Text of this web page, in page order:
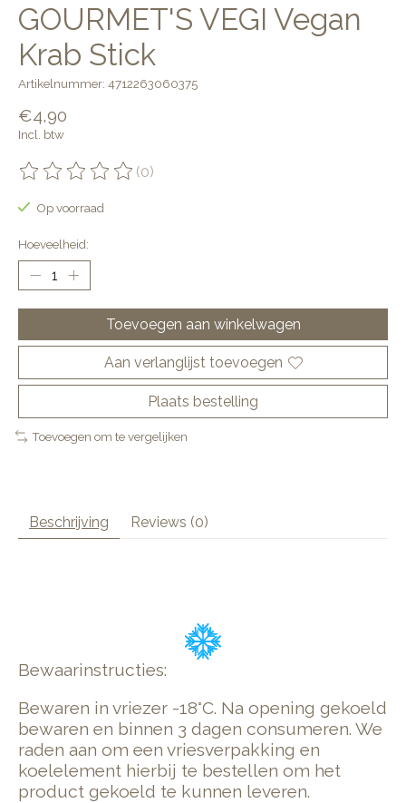
GOURMET'S VEGI Vegan
Krab Stick
Artikelnummer: 4712263060375
€4,90
Incl. btw
De beoordeling van dit product is
(0)
Op voorraad
Hoeveelheid:
Toevoegen aan winkelwagen
Aan verlanglijst toevoegen
Plaats bestelling
Toevoegen om te vergelijken
Beschrijving Reviews (0)
Bewaarinstructies:
Bewaren in vriezer -18°C. Na opening gekoeld
bewaren en binnen 3 dagen consumeren. We
raden aan om een vriesverpakking en
koelelement hierbij te bestellen om het
product gekoeld te kunnen leveren.